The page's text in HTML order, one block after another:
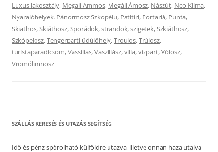
Luxus lakosztály, Megali Ammos, Megáli Ámosz, Nászút, Neo Klima,
Nyaralóhelyek, Pánormosz Szkopélu, Patitíri, Portariá, Punta,
Skiathos,Skiáthosz,Sporádok,strandok,szigetek,Szkiáthosz,
Szkópelosz,Tengerparti üdülőhely,Troulos,Trúlosz,
turistaparadicsom,Vassilias,Vasziliász,villa,vízpart,Vólosz,
Vromólimnosz
SZÁLLÁS KERESÉS ÉS UTAZÁS SEGÍTSÉG
Idő és pénz spórolható külföldre utazva, illetve onnan haza utalva